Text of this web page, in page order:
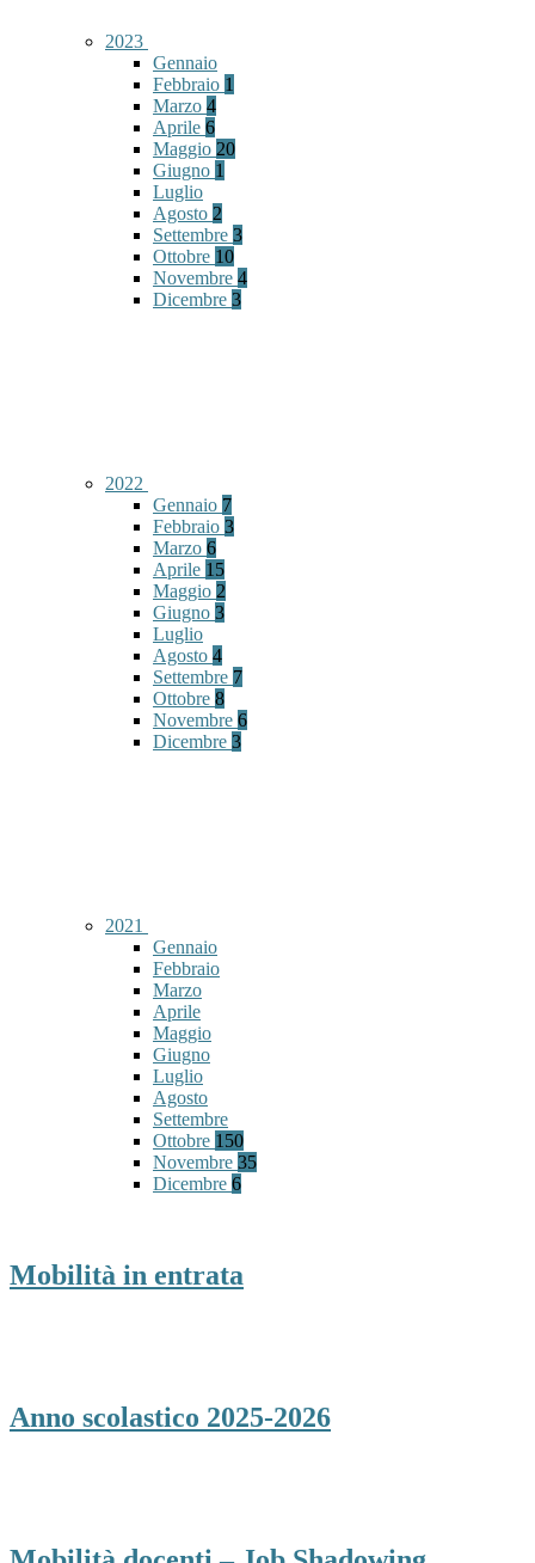
2023
Gennaio
Febbraio 1
Marzo 4
Aprile 6
Maggio 20
Giugno 1
Luglio
Agosto 2
Settembre 3
Ottobre 10
Novembre 4
Dicembre 3
2022
Gennaio 7
Febbraio 3
Marzo 6
Aprile 15
Maggio 2
Giugno 3
Luglio
Agosto 4
Settembre 7
Ottobre 8
Novembre 6
Dicembre 3
2021
Gennaio
Febbraio
Marzo
Aprile
Maggio
Giugno
Luglio
Agosto
Settembre
Ottobre 150
Novembre 35
Dicembre 6
Mobilità in entrata
Anno scolastico 2025-2026